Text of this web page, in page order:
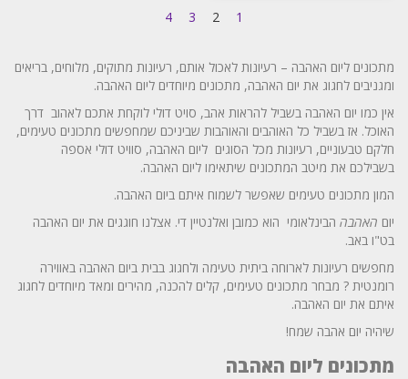
1
2
3
4
מתכונים ליום האהבה – רעיונות לאכול אותם, רעיונות מתוקים, מלוחים, בריאים
ומגניבים לחגוג את יום האהבה, מתכונים מיוחדים ליום האהבה.
אין כמו יום האהבה בשביל להראות אהב, סויט דולי לוקחת אתכם לאהוב דרך
האוכל. אז בשביל כל האוהבים והאוהבות שביניכם שמחפשים מתכונים טעימים,
חלקם טבעוניים, רעיונות מכל הסוגים ליום האהבה, סוויט דולי אספה
בשבילכם את מיטב המתכונים שיתאימו ליום האהבה.
המון מתכונים טעימים שאפשר לשמוח איתם ביום האהבה.
יום האהבה הבינלאומי הוא כמובן ואלנטיין די. אצלנו חוגגים את יום האהבה
בט"ו באב.
מחפשים רעיונות לארוחה ביתית טעימה ולחגוג בבית ביום האהבה באווירה
רומנטית ? מבחר מתכונים טעימים, קלים להכנה, מהירים ומאד מיוחדים לחגוג
איתם את יום האהבה.
שיהיה יום אהבה שמח!
מתכונים ליום האהבה